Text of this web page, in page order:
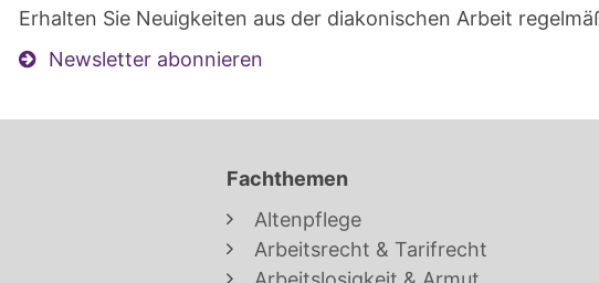
Erhalten Sie Neuigkeiten aus der diakonischen Arbeit
Newsletter abonnieren
Fachthemen
Altenpflege
Arbeitsrecht & Tarifrecht